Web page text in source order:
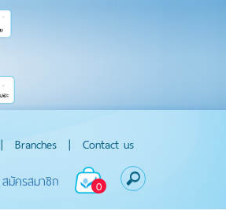
| Branches | Contact us
0
สมัครสมาชิก